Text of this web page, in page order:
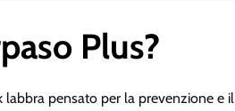
Plus?
labbra pensato per la prevenzione e il